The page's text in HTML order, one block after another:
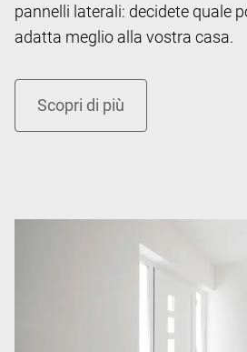
pannelli laterali: decidete quale
adatta meglio alla vostra casa.